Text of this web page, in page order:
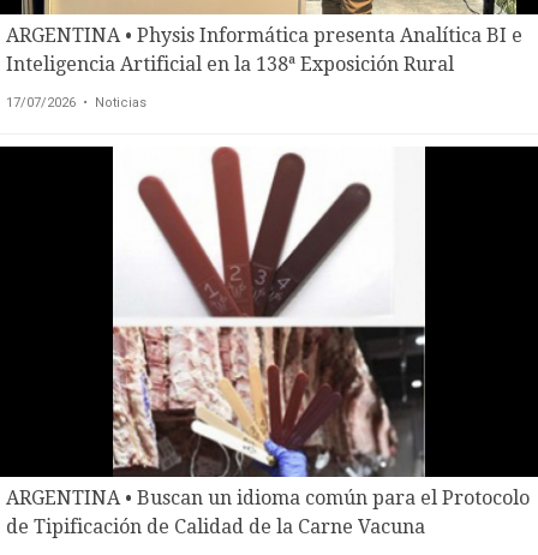
ARGENTINA • Physis Informática presenta Analítica BI e
Inteligencia Artificial en la 138ª Exposición Rural
17/07/2026 • Noticias
ARGENTINA • Buscan un idioma común para el Protocolo
de Tipificación de Calidad de la Carne Vacuna